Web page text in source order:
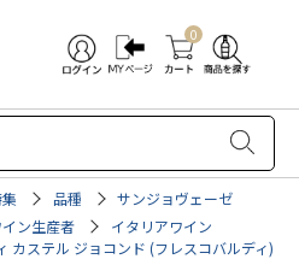
0
品種
サンジョヴェーゼ
イン生産者
イタリアワイン
カステル ジョコンド (フレスコバルディ)